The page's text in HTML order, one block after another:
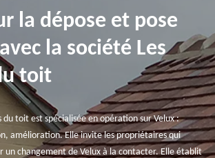
la dépose et pose
la société Les
toit
du toit est spécialisée en opération sur Velux :
amélioration. Elle invite les propriétaires qui
un changement de Velux à la contacter. Elle établit